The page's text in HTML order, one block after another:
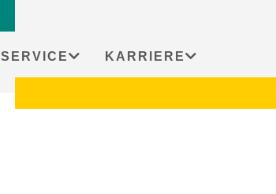
SERVICE KARRIERE